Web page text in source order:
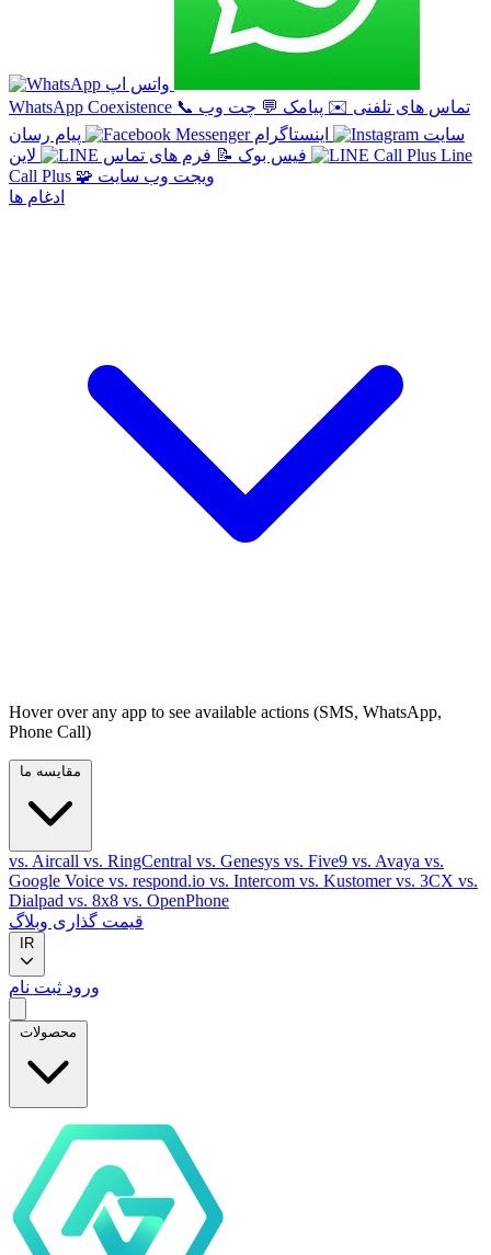
WhatsApp Coexistence 📞 تماس های تلفنی ✉️ پیامک 💬 چت وب
سایت
اینستاگرام
پیام رسان
فیس بوک 📝 فرم های تماس
Line
Call Plus 🧩 ویجت وب سایت
ادغام ها
Hover over any app to see available actions (SMS, WhatsApp,
Phone Call)
vs. Aircall vs. RingCentral vs. Genesys vs. Five9 vs. Avaya vs.
Google Voice vs. respond.io vs. Intercom vs. Kustomervs. 3CX vs.
Dialpad vs. 8x8 vs. OpenPhone
قیمت گذاری وبلاگ
IR
ورود ثبت نام
محصولات